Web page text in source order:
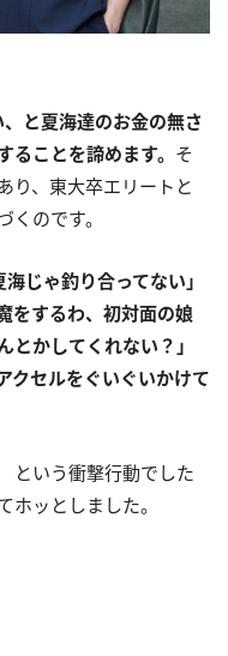
と夏海達のお金の無さ
ことを諦めます。 そ
り、東大卒エリートと
のです。
じゃ釣り合ってない」
をするわ、初対面の娘
とかしてくれない？」
クセルをぐいぐいかけて
という衝撃行動でした
ホッとしました。